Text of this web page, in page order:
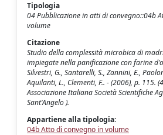
Tipologia
04 Pubblicazione in atti di convegno::04b
volume
Citazione
Studio della complessità microbica di
impiegate nella panificazione con farine
Silvestri, G., Santarelli, S., Zannini, E.,
Aquilanti, L., Clementi, F.. - (2006), p. 115.
Associazione Italiana Società Scientifiche
Sant'Angelo ).
Appartiene alla tipologia:
04b Atto di convegno in volume